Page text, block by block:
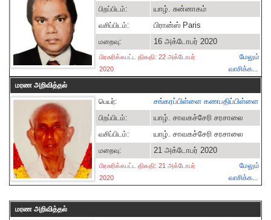
பிறப்பிடம்: யாழ். சுன்னாகம்
வசிப்பிடம்: பிரான்ஸ் Paris
மறைவு: 16 அக்டோபர் 2020
பிரசுரிக்கபட்ட திகதி: 22 அக்டோபர்
2020
மேலும்
வாசிக்க...
மரண அறிவித்தல்
பெயர்:
சங்கரப்பிள்ளை கணபதிப்பிள்ளை
பிறப்பிடம்: யாழ். சாவகச்சேரி சரசாலை
வசிப்பிடம்: யாழ். சாவகச்சேரி சரசாலை
மறைவு: 21 அக்டோபர் 2020
பிரசுரிக்கபட்ட திகதி: 21 அக்டோபர்
2020
மேலும்
வாசிக்க...
மரண அறிவித்தல்